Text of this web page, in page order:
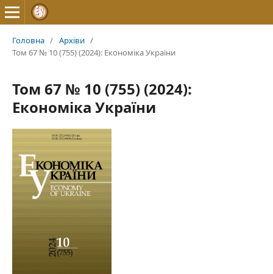
Головна / Архіви /
Том 67 № 10 (755) (2024): Економіка України
Том 67 № 10 (755) (2024):
Економіка України